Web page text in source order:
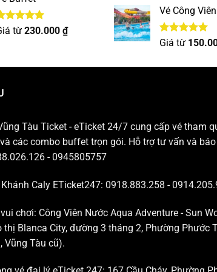
xếp
từ 230.000 ₫
5 sao
Vé Công
Được xếp
Giá từ
Tàu Ticket - eTicket 24/7 cung cấp vé tham
các combo buffet trọn gói. Hỗ trợ tư vấn và
- 0945805757
Caly ETicket247: 0918.883.258 -
chơi: Công Viên Nước Aqua Adventure - Sun
thị Blanca City, đường 3 tháng 2, Phường Phước
Vũng Tàu cũ).